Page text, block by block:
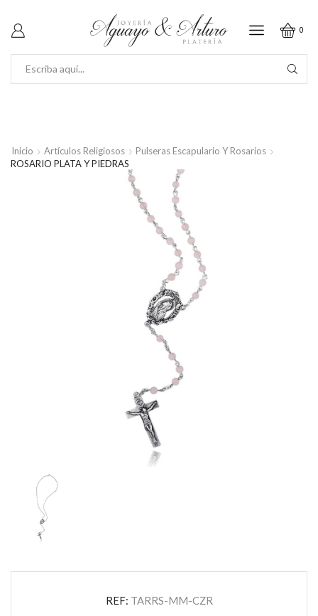
0
Inicio Artículos Religiosos
Pulseras Escapulario Y Rosarios
ROSARIO PLATA Y PIEDRAS
REF: TARRS-MM-CZR